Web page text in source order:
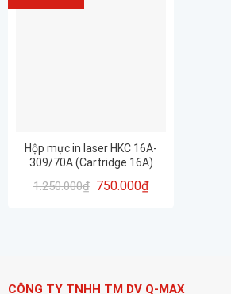
Hộp mực in laser HKC 16A-
309/70A (Cartridge 16A)
1.250.000₫ 750.000₫
CÔNG TY TNHH TM DV Q-MAX